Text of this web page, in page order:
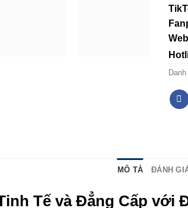
MÔ TẢ ĐÁNH
Tế và Đẳng Cấp với